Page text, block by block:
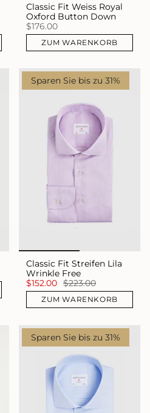
Classic Fit Weiss Royal
Oxford Button Down
$176.00
ZUM WARENKORB
Sparen Sie bis zu 31%
Classic Fit Streifen Lila
Wrinkle Free
$152.00 $223.00
ZUM WARENKORB
Sparen Sie bis zu 31%